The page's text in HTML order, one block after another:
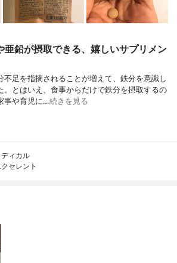
亜鉛が摂取できる、嬉しいサプリメン
不足を指摘されることが増えて、鉄分を意識し
。とはいえ、食事からだけで鉄分を摂取するの
事や育児に…続きを見る
ィカル
セレント